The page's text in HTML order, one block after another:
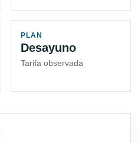
PLAN
Desayuno
Tarifa observada